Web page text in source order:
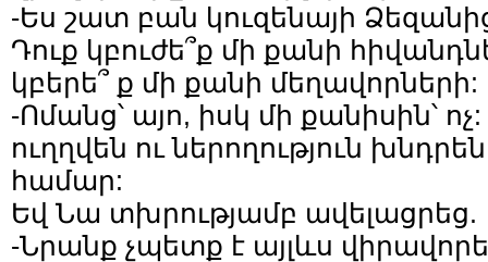
-Ես շատ բան կուզենայի
Դուք կբուժե՞ք մի քանի
կբերե՞ ք մի քանի մեղավորների:
-Ոմանց՝ այո, իսկ մի քանիսին՝
ուղղվեն ու ներողություն
համար:
Եվ Նա տխրությամբ ավելացրեց.
-Նրանք չպետք է այլևս